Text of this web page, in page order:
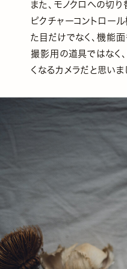
また、モノクロへの切
ピクチャーコントロー
た目だけでなく、機能面
撮影用の道具ではなく
くなるカメラだと思いま